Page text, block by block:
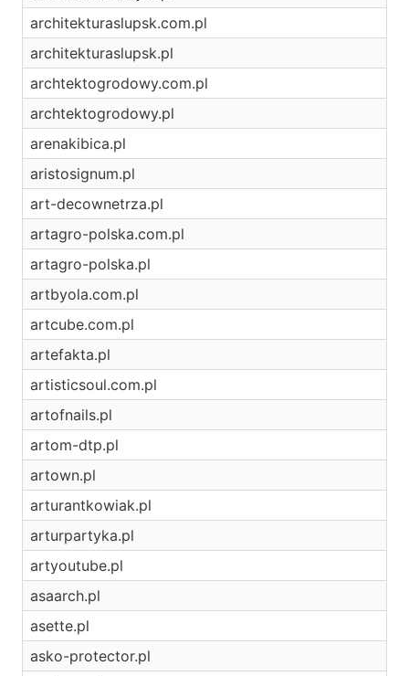
architekturaslupsk.com.pl
architekturaslupsk.pl
archtektogrodowy.com.pl
archtektogrodowy.pl
arenakibica.pl
aristosignum.pl
art-decownetrza.pl
artagro-polska.com.pl
artagro-polska.pl
artbyola.com.pl
artcube.com.pl
artefakta.pl
artisticsoul.com.pl
artofnails.pl
artom-dtp.pl
artown.pl
arturantkowiak.pl
arturpartyka.pl
artyoutube.pl
asaarch.pl
asette.pl
asko-protector.pl